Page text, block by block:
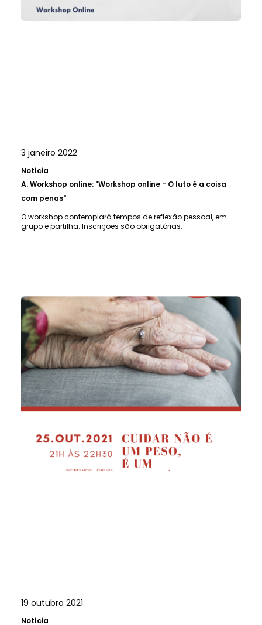
3 janeiro 2022
Notícia
A.Workshop online: "Workshop online - O luto é a coisa
com penas"
O workshop contemplará tempos de reflexão pessoal, em
grupo e partilha. Inscrições são obrigatórias.
19 outubro 2021
Notícia